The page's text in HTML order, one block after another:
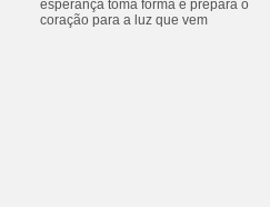
esperança toma forma e prepara o
coração para a luz que vem